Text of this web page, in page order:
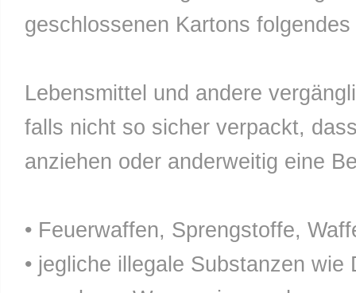
geschlossenen Kartons
Lebensmittel und andere
falls nicht so sicher verpackt,
anziehen oder anderweitig eine
• Feuerwaffen, Sprengstoffe,
• jegliche illegale Substanzen